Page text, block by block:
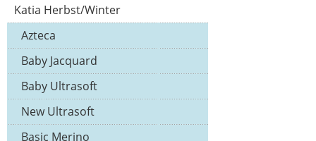
Katia Herbst/Winter
Azteca
Baby Jacquard
Baby Ultrasoft
New Ultrasoft
Basic Merino